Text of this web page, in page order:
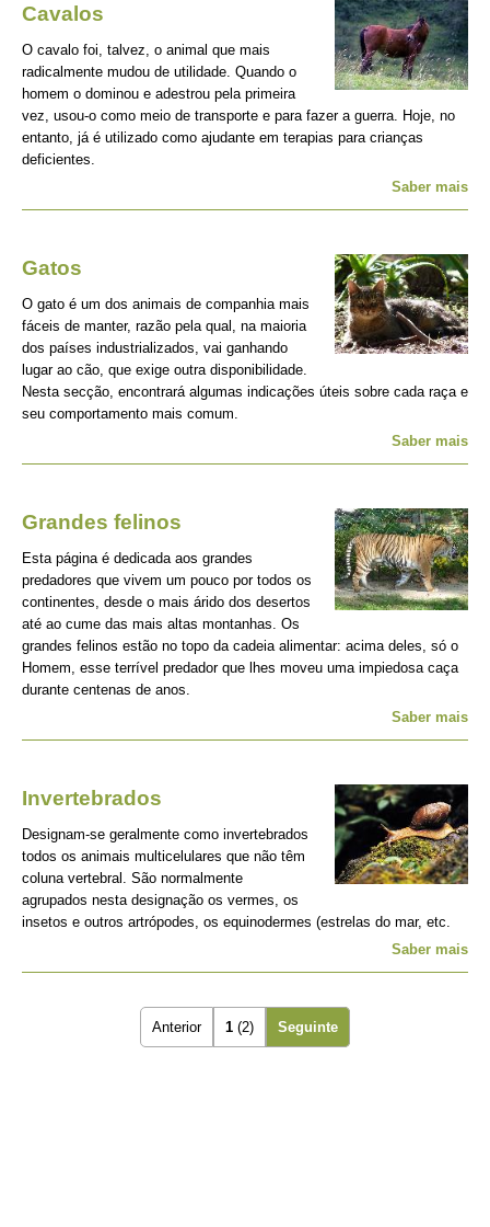
Cavalos
O cavalo foi, talvez, o animal que mais
radicalmente mudou de utilidade. Quando o
homem o dominou e adestrou pela primeira
vez, usou-o como meio de transporte e para fazer a guerra. Hoje, no
entanto, já é utilizado como ajudante em terapias para crianças
deficientes.
Saber mais
Gatos
O gato é um dos animais de companhia mais
fáceis de manter, razão pela qual, na maioria
dos países industrializados, vai ganhando
lugar ao cão, que exige outra disponibilidade.
Nesta secção, encontrará algumas indicações úteis sobre cada raça e
seu comportamento mais comum.
Saber mais
Grandes felinos
Esta página é dedicada aos grandes
predadores que vivem um pouco por todos os
continentes, desde o mais árido dos desertos
até ao cume das mais altas montanhas. Os
grandes felinos estão no topo da cadeia alimentar: acima deles, só o
Homem, esse terrível predador que lhes moveu uma impiedosa caça
durante centenas de anos.
Saber mais
Invertebrados
Designam-se geralmente como invertebrados
todos os animais multicelulares que não têm
coluna vertebral. São normalmente
agrupados nesta designação os vermes, os
insetos e outros artrópodes, os equinodermes (estrelas do mar, etc.
Saber mais
Anterior 1 (2) Seguinte